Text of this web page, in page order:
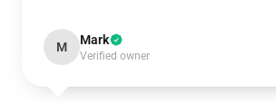
M Mark
Verified owner